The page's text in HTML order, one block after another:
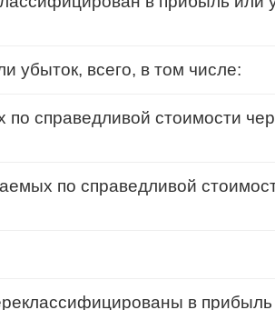
убыток, всего, в том числе:
справедливой стоимости
по справедливой
в